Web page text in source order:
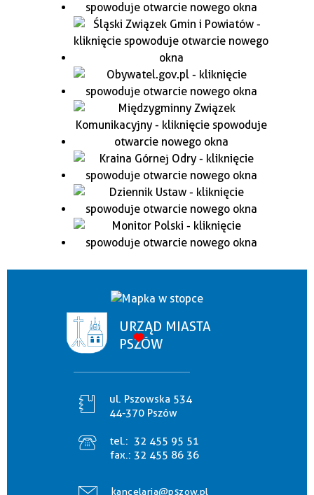
URZĄD MIASTA
PSZÓW
ul. Pszowska 534
44-370 Pszów
tel.: 32 455 95 51
fax.: 32 455 86 36
kancelaria@pszow.pl